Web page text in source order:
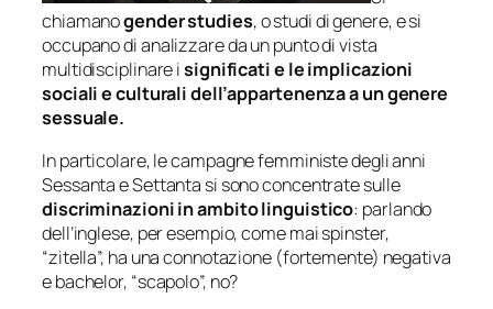
chiamanogender studies, o studi di genere, e si
occupano di analizzare da un punto di vista
multidisciplinare isignificati e le implicazioni
sociali e culturali dell’appartenenza a un genere
sessuale.
In particolare, le campagne femministe degli anni
Sessanta e Settanta si sono concentrate sulle
discriminazioni in ambito linguistico: parlando
dell’inglese, per esempio, come mai spinster,
“zitella”, ha una connotazione (fortemente) negativa
e bachelor, “scapolo”, no?